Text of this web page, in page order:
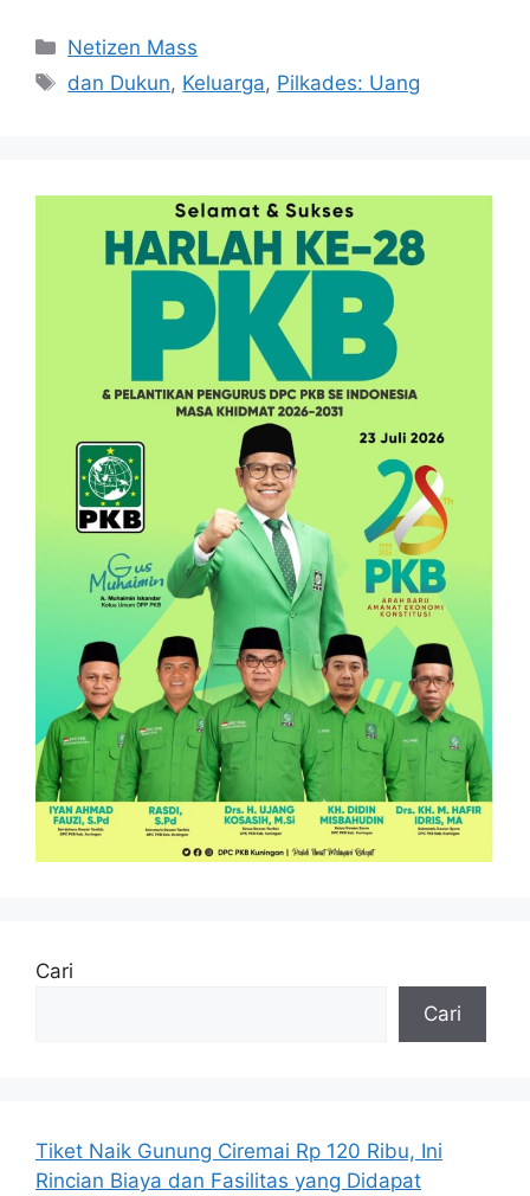
Kategori
Netizen Mass
Tag
dan Dukun, Keluarga, Pilkades: Uang
Cari
Cari
Tiket Naik Gunung Ciremai Rp 120 Ribu, Ini
Rincian Biaya dan Fasilitas yang Didapat